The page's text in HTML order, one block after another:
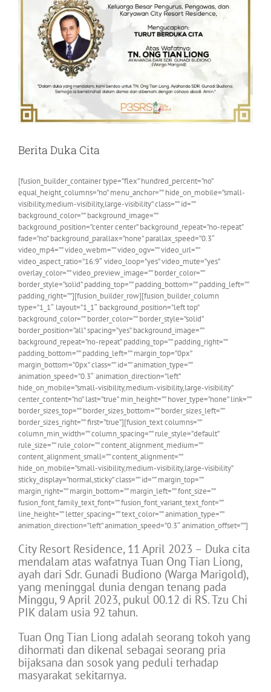
Berita Duka Cita
[fusion_builder_container type=”flex” hundred_percent=”no”
equal_height_columns=”no” menu_anchor=”” hide_on_mobile=”small-
visibility,medium-visibility,large-visibility” class=”” id=””
background_color=”” background_image=””
background_position=”center center” background_repeat=”no-repeat”
fade=”no” background_parallax=”none” parallax_speed=”0.3″
video_mp4=”” video_webm=”” video_ogv=”” video_url=””
video_aspect_ratio=”16:9″ video_loop=”yes” video_mute=”yes”
overlay_color=”” video_preview_image=”” border_color=””
border_style=”solid” padding_top=”” padding_bottom=”” padding_left=””
padding_right=””][fusion_builder_row][fusion_builder_column
type=”1_1″ layout=”1_1″ background_position=”left top”
background_color=”” border_color=”” border_style=”solid”
border_position=”all” spacing=”yes” background_image=””
background_repeat=”no-repeat” padding_top=”” padding_right=””
padding_bottom=”” padding_left=”” margin_top=”0px”
margin_bottom=”0px” class=”” id=”” animation_type=””
animation_speed=”0.3″ animation_direction=”left”
hide_on_mobile=”small-visibility,medium-visibility,large-visibility”
center_content=”no” last=”true” min_height=”” hover_type=”none” link=””
border_sizes_top=”” border_sizes_bottom=”” border_sizes_left=””
border_sizes_right=”” first=”true”][fusion_text columns=””
column_min_width=”” column_spacing=”” rule_style=”default”
rule_size=”” rule_color=”” content_alignment_medium=””
content_alignment_small=”” content_alignment=””
hide_on_mobile=”small-visibility,medium-visibility,large-visibility”
sticky_display=”normal,sticky” class=”” id=”” margin_top=””
margin_right=”” margin_bottom=”” margin_left=”” font_size=””
fusion_font_family_text_font=”” fusion_font_variant_text_font=””
line_height=”” letter_spacing=”” text_color=”” animation_type=””
animation_direction=”left” animation_speed=”0.3″ animation_offset=””]
City Resort Residence, 11 April 2023 – Duka cita
mendalam atas wafatnya Tuan Ong Tian Liong,
ayah dari Sdr. Gunadi Budiono (Warga Marigold),
yang meninggal dunia dengan tenang pada
Minggu, 9 April 2023, pukul 00.12 di RS. Tzu Chi
PIK dalam usia 92 tahun.
Tuan Ong Tian Liong adalah seorang tokoh yang
dihormati dan dikenal sebagai seorang pria
bijaksana dan sosok yang peduli terhadap
masyarakat sekitarnya.